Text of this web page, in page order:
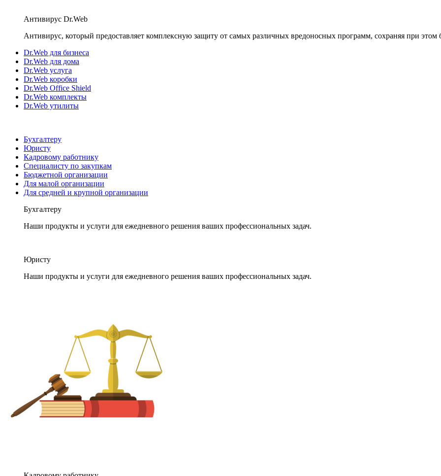
Антивирус Dr.Web
Антивирус, который предоставляет комплексную защиту от самых различных вредоносных программ, сохраняя при этом
Dr.Web для бизнеса
Dr.Web для дома
Dr.Web услуга
Dr.Web коробки
Dr.Web Office Shield
Dr.Web комплекты
Dr.Web утилиты
Бухгалтеру
Юристу
Кадровому работнику
Специалисту по закупкам
Бюджетной организации
Для малой организации
Для средней и крупной организации
Бухгалтеру
Наши продукты и услуги для ежедневного решения ваших профессиональных задач.
Юристу
Наши продукты и услуги для ежедневного решения ваших профессиональных задач.